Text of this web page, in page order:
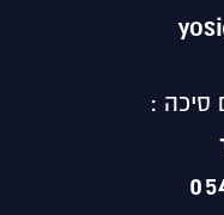
סיכה :